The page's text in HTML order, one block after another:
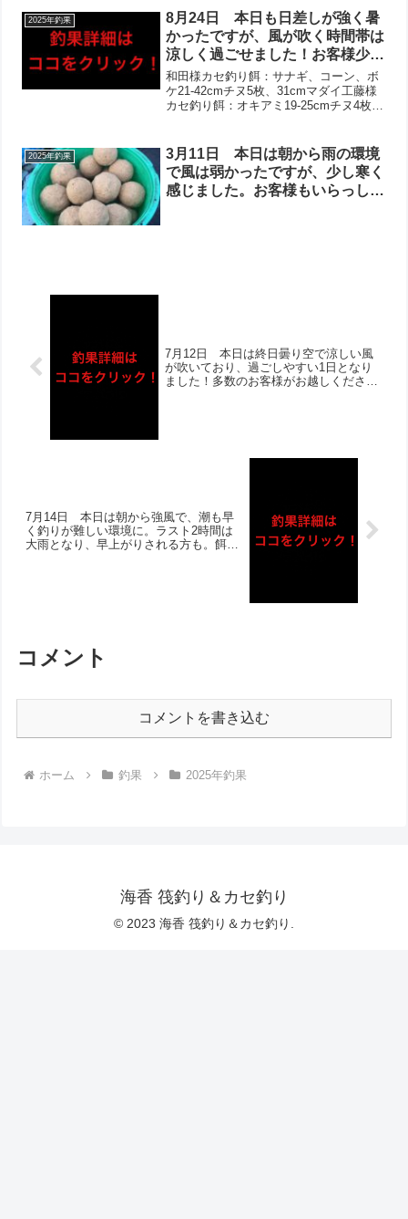
良型アイナメ・タコ・カレイ・カ
サゴなどあがっておりました！
2025年釣果
8月24日 本日も日差しが強く暑
かったですが、風が吹く時間帯は
涼しく過ごせました！お客様少な
かったですが、全組お写真撮らせ
て頂けました‼︎全体的な活性は非
常に高いお話しで、チヌはほとん
アジ・カワハギも良型ばかりで、
アイゴも多数でした‼︎
和田様カセ釣り餌：サナギ、コーン、ボ
ケ21-42cmチヌ5枚、31cmマダイ工藤様
カセ釣り餌：オキアミ19-25cmチヌ4枚、
（サビキ）、オキアミ21-29c...
2025年釣果
3月11日 本日は朝から雨の環境
で風は弱かったですが、少し寒く
感じました。お客様もいらっしゃ
7月12日 本日は終日曇り空で涼しい風
が吹いており、過ごしやすい1日となり
ました！多数のお客様がお越しくださ
7月14日 本日は朝から強風で、潮も早
く釣りが難しい環境に。ラスト2時間は
大雨となり、早上がりされる方も。餌は
コメント
コメントを書き込む
ホーム 釣果 2025年釣果
海香 筏釣り＆カセ釣り
© 2023 海香 筏釣り＆カセ釣り.